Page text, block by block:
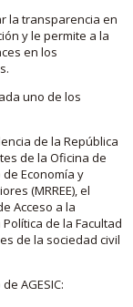
la transparencia en
y le permite a la
en los
uno de los
de la República
de la Oficina de
Economía y
(MRREE), el
Acceso a la
de la Facultad
de la sociedad civil
AGESIC: